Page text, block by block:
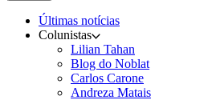
Últimas notícias
Colunistas
Lilian Tahan
Blog do Noblat
Carlos Carone
Andreza Matais